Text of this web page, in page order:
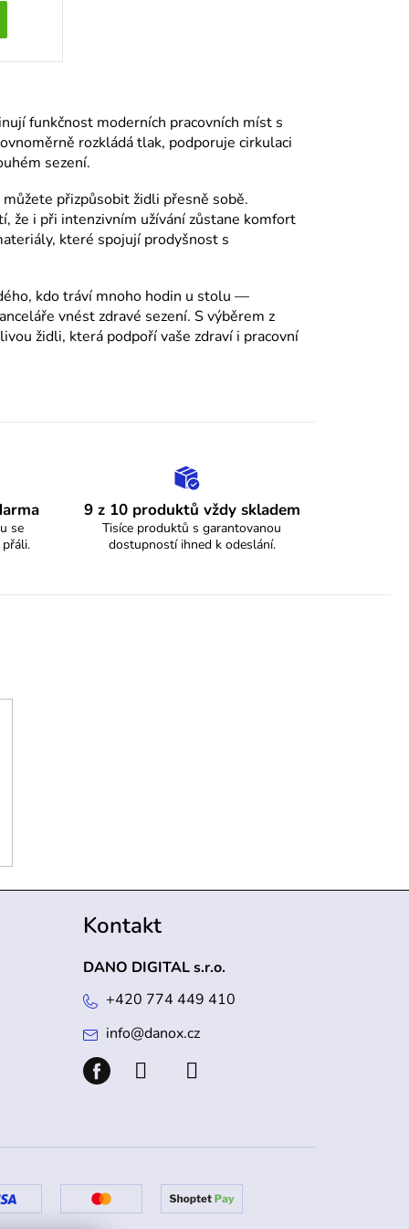
funkčnost moderních pracovních míst s
rozkládá tlak, podporuje cirkulaci
sezení.
přizpůsobit židli přesně sobě.
že i při intenzivním užívání zůstane komfort
které spojují prodyšnost s
kdo tráví mnoho hodin u stolu —
vnést zdravé sezení. S výběrem z
židli, která podpoří vaše zdraví i pracovní
se
9 z 10 produktů vždy skladem
Tisíce produktů s garantovanou
dostupností ihned k odeslání.
Kontakt
DANO DIGITAL s.r.o.
info@danox.cz
+420 774 449 410